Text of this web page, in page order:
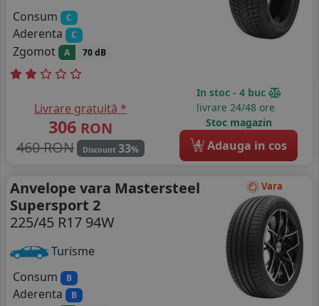
Consum
C
Aderenta C
Zgomot A 70 dB
Livrare gratuită *
306 RON
460 RON
Discount 33%
In stoc - 4 buc
livrare 24/48 ore
Stoc magazin
4 Adauga in cos
Vara
Anvelope vara Mastersteel
Supersport 2
225/45 R17 94W
Turisme
Consum
B
Aderenta B